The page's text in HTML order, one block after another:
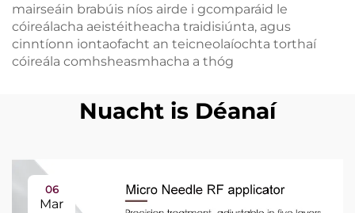
mairseáin brabúis níos airde i gcomparáid le
cóireálacha aeistéitheacha traidisiúnta, agus
cinntíonn iontaofacht an teicneolaíochta torthaí
cóireála comhsheasmhacha a thóg
Nuacht is Déanaí
06
Mar